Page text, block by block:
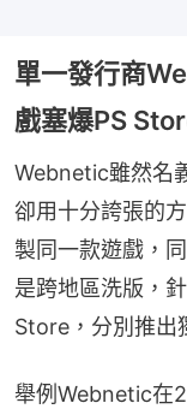
單一發行商
戲塞爆PS
Webnetic雖然名
卻用十分誇張的
製同一款遊戲，
是跨地區洗版，
Store，分別推出
舉例Webnetic在